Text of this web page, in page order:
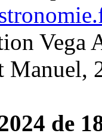
Vega
Manuel,
de